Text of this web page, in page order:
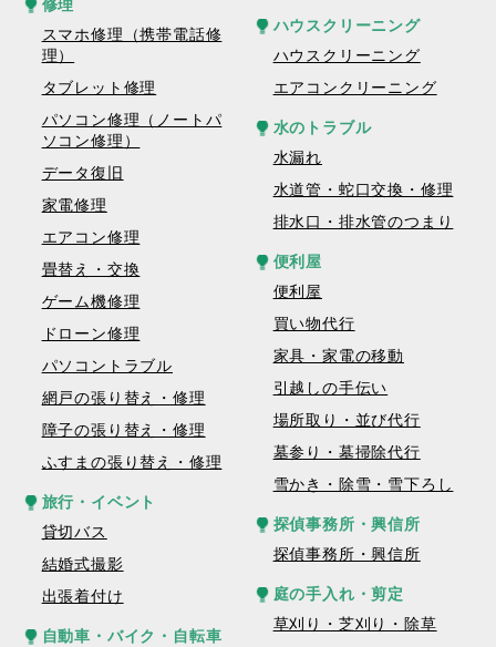
修理
スマホ修理（携帯電話修
理）
タブレット修理
パソコン修理（ノートパ
ソコン修理）
データ復旧
家電修理
エアコン修理
畳替え・交換
ゲーム機修理
ドローン修理
パソコントラブル
網戸の張り替え・修理
障子の張り替え・修理
ふすまの張り替え・修理
旅行・イベント
貸切バス
結婚式撮影
出張着付け
自動車・バイク・自転車
ハウスクリーニング
ハウスクリーニング
エアコンクリーニング
水のトラブル
水漏れ
水道管・蛇口交換・修理
排水口・排水管のつまり
便利屋
便利屋
買い物代行
家具・家電の移動
引越しの手伝い
場所取り・並び代行
墓参り・墓掃除代行
雪かき・除雪・雪下ろし
探偵事務所・興信所
探偵事務所・興信所
庭の手入れ・剪定
草刈り・芝刈り・除草